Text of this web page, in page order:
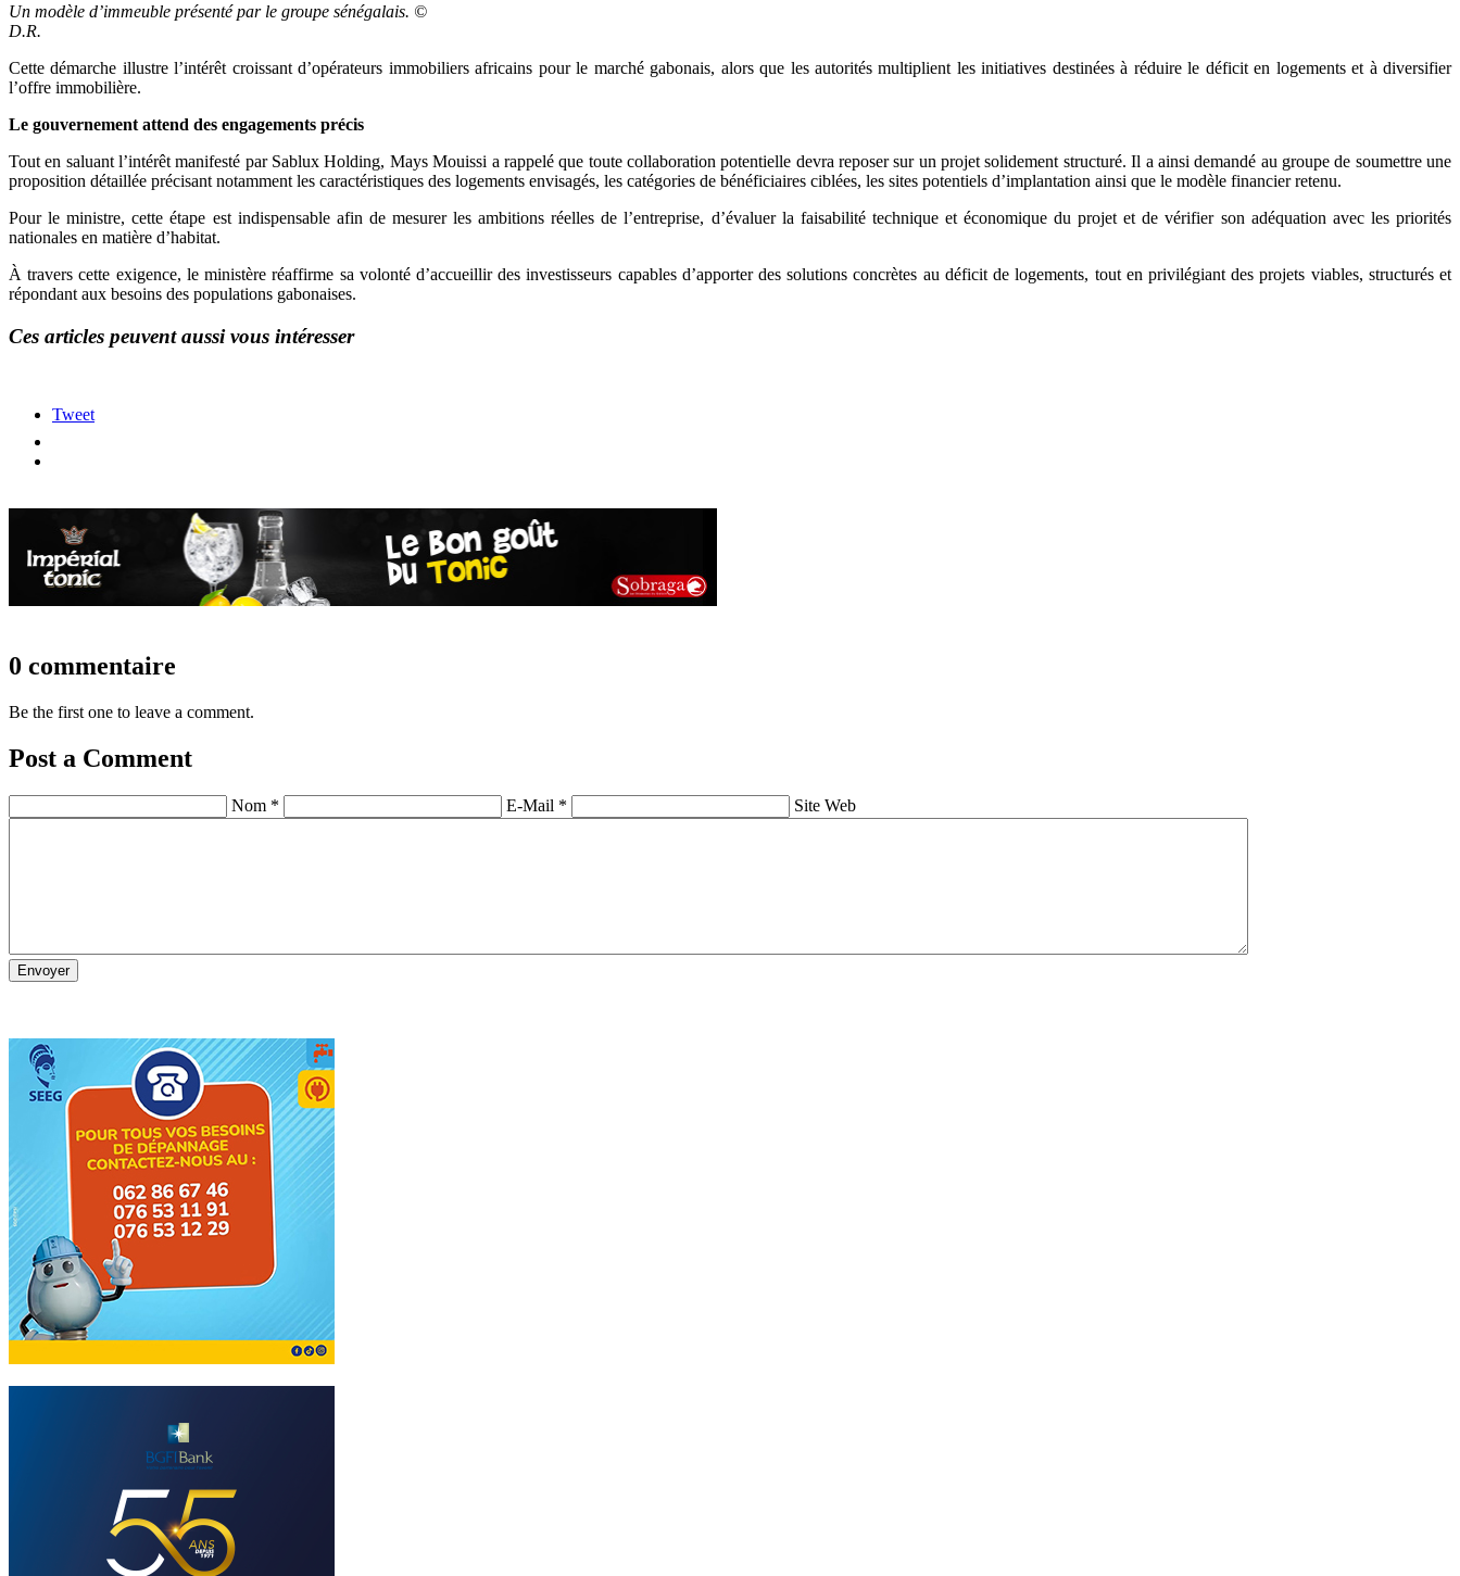
Un modèle d’immeuble présenté par le groupe sénégalais. ©
D.R.
Cette démarche illustre l’intérêt croissant d’opérateurs immobiliers africains pour le marché gabonais, alors que les autorités multiplient les initiatives destinées à réduire le déficit en logements et à diversifier
l’offre immobilière.
Le gouvernement attend des engagements précis
Tout en saluant l’intérêt manifesté par Sablux Holding, Mays Mouissi a rappelé que toute collaboration potentielle devra reposer sur un projet solidement structuré. Il a ainsi demandé au groupe de soumettre une
proposition détaillée précisant notamment les caractéristiques des logements envisagés, les catégories de bénéficiaires ciblées, les sites potentiels d’implantation ainsi que le modèle financier retenu.
Pour le ministre, cette étape est indispensable afin de mesurer les ambitions réelles de l’entreprise, d’évaluer la faisabilité technique et économique du projet et de vérifier son adéquation avec les priorités
nationales en matière d’habitat.
À travers cette exigence, le ministère réaffirme sa volonté d’accueillir des investisseurs capables d’apporter des solutions concrètes au déficit de logements, tout en privilégiant des projets viables, structurés et
répondant aux besoins des populations gabonaises.
Ces articles peuvent aussi vous intéresser
Tweet
0 commentaire
Be the first one to leave a comment.
Post a Comment
Nom * E-Mail * Site Web